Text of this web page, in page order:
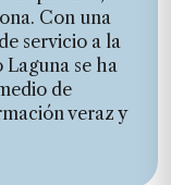
Con una
servicio a la
se ha
de
veraz y